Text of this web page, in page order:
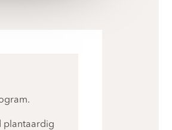
plantaardig